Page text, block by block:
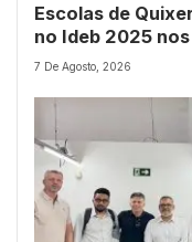
Escolas de
no Ideb 2025
Fundamental
7 De Agosto, 2026